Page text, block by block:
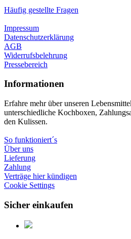
Häufig gestellte Fragen
Impressum
Datenschutzerklärung
AGB
Widerrufsbelehrung
Pressebereich
Informationen
Erfahre mehr über unseren
unterschiedliche Kochboxen,
den Kulissen.
So funktioniert´s
Über uns
Lieferung
Zahlung
Verträge hier kündigen
Cookie Settings
Sicher einkaufen